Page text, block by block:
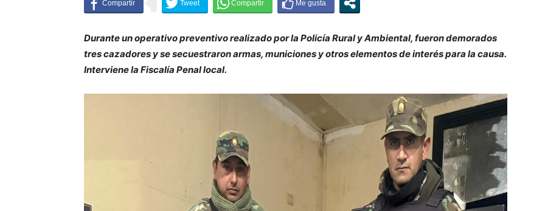
Durante un operativo preventivo realizado por la Policía Rural y Ambiental, fueron demorados
tres cazadores y se secuestraron armas, municiones y otros elementos de interés para la causa.
Interviene la Fiscalía Penal local.